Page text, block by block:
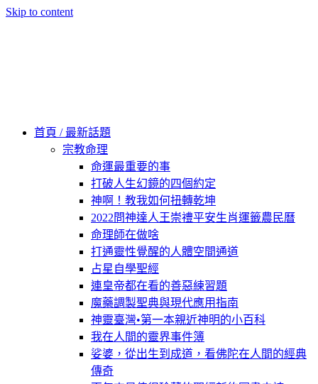
Skip to content
首頁 / 最新話題
宗教命理
命運最重要的事
打破人生幻鏡的四個約定
神啊！教我如何扭轉乾坤
2022問神達人王崇禮平安生肖運籤農民曆
命理師在做啥
打通靈性覺醒的人體空間通道
占星自學聖經
連皇帝都在看的善惡練習題
魔藥調製聖典與現代應用指南
神靈臺灣•第一本親近神明的小百科
我在人間的靈界事件簿
娑婆，從出生到成道，看佛陀在人間的經典
傳奇